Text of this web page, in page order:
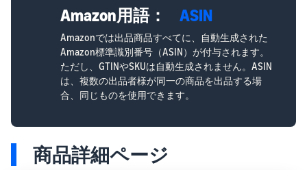
Amazon用語： ASIN
Amazonでは出品商品すべてに、自動生成された
Amazon標準識別番号（ASIN）が付与されます。
ただし、GTINやSKUは自動生成されません。ASIN
は、複数の出品者様が同一の商品を出品する場
合、同じものを使用できます。
商品詳細ページ